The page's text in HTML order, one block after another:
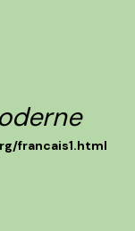
francais1.html